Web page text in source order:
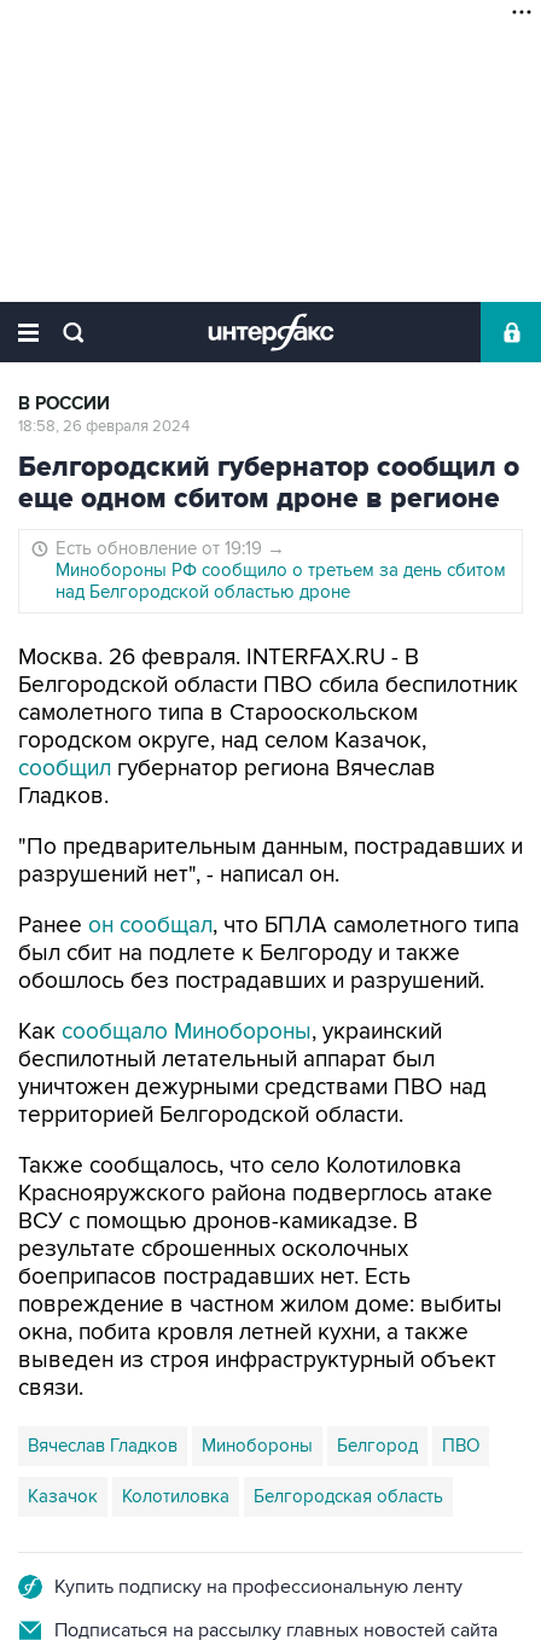
В РОССИИ
18:58, 26 февраля 2024
Белгородский губернатор сообщил о
еще одном сбитом дроне в регионе
Есть обновление от 19:19 →
Минобороны РФ сообщило о третьем за день сбитом
над Белгородской областью дроне
Москва. 26 февраля. INTERFAX.RU - В
Белгородской области ПВО сбила беспилотник
самолетного типа в Старооскольском
городском округе, над селом Казачок,
сообщил губернатор региона Вячеслав
Гладков.
"По предварительным данным, пострадавших и
разрушений нет", - написал он.
Ранее он сообщал, что БПЛА самолетного типа
был сбит на подлете к Белгороду и также
обошлось без пострадавших и разрушений.
Как сообщало Минобороны, украинский
беспилотный летательный аппарат был
уничтожен дежурными средствами ПВО над
территорией Белгородской области.
Также сообщалось, что село Колотиловка
Краснояружского района подверглось атаке
ВСУ с помощью дронов-камикадзе. В
результате сброшенных осколочных
боеприпасов пострадавших нет. Есть
повреждение в частном жилом доме: выбиты
окна, побита кровля летней кухни, а также
выведен из строя инфраструктурный объект
связи.
Вячеслав Гладков Минобороны Белгород ПВО
Казачок Колотиловка Белгородская область
Купить подписку на профессиональную ленту
Подписаться на рассылку главных новостей сайта